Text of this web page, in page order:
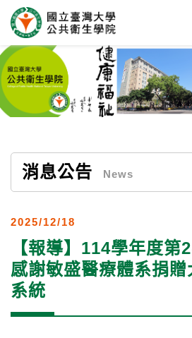
消息公告 News
2025/12/18
【報導】114學年度第
感謝敏盛醫療體系捐
系統